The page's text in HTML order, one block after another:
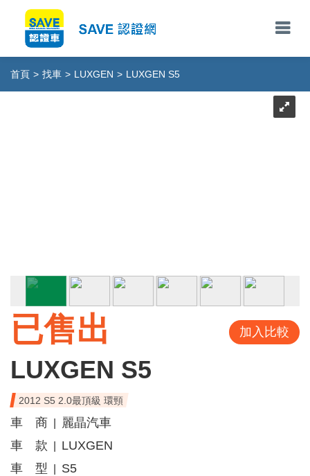
首頁 > 找車 > LUXGEN > LUXGEN S5
已售出 加入比較
LUXGEN S5
2012 S5 2.0最頂級 環頸
車 商
麗晶汽車
車 款
LUXGEN
車 型
S5